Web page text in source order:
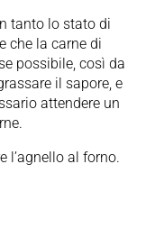
tanto lo stato di
che la carne di
possibile, così da
il sapore, e
attendere un
l’agnello al forno.